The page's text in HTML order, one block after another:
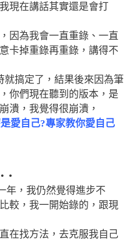
現在講話其實還是會打
因為我會一直重錄、一直
卡掉重錄再重錄，講得不
就搞定了，結果後來因為筆
你們現在聽到的版本，是
潰，我覺得很崩潰，
愛自己?專家教你愛自己
•
年，我仍然覺得進步不
較，我一開始錄的，跟現
在找方法，去克服我自己